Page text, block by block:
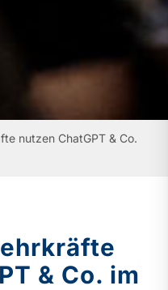
nutzen ChatGPT & Co.
& Co. im